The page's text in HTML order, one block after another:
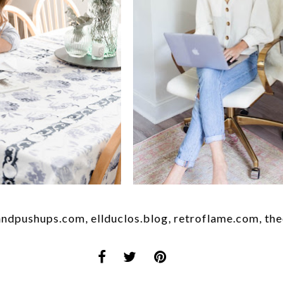
ellduclos.blog, retroflame.com,